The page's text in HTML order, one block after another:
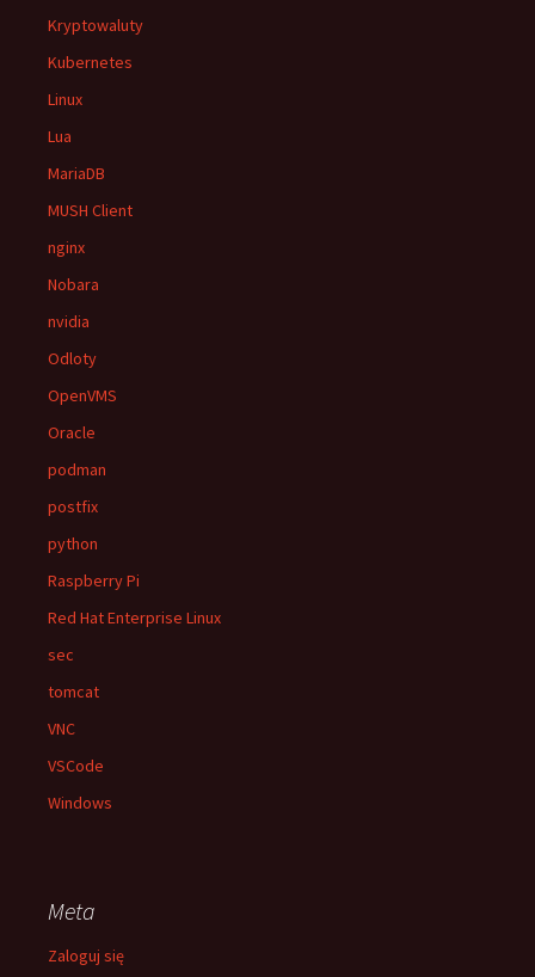
Kryptowaluty
Kubernetes
Linux
Lua
MariaDB
MUSH Client
nginx
Nobara
nvidia
Odloty
OpenVMS
Oracle
podman
postfix
python
Raspberry Pi
Red Hat Enterprise Linux
sec
tomcat
VNC
VSCode
Windows
Meta
Zaloguj się